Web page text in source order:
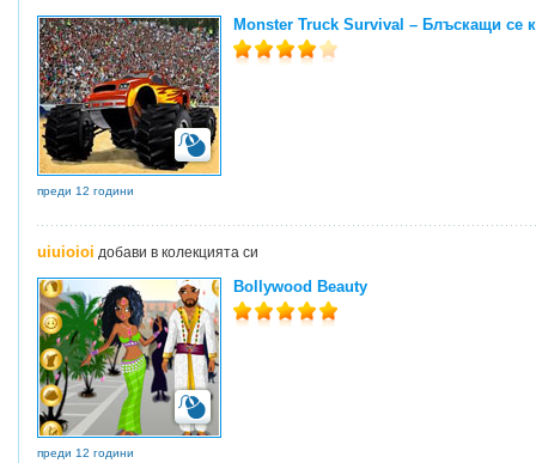
Monster Truck Survival – Блъскащи се
преди 12 години
uiuioioi добави в колекцията си
Bollywood Beauty
преди 12 години